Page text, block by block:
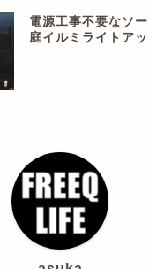
電源工事不要なソ
庭イルミライトア